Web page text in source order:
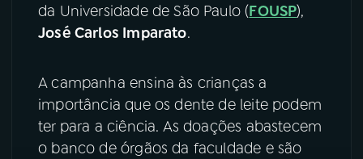
Instagram
da Universidade de São Paulo (FOUSP),
José Carlos Imparato.
A campanha ensina às crianças a
importância que os dente de leite podem
ter para a ciência. As doações abastecem
o banco de órgãos da faculdade e são